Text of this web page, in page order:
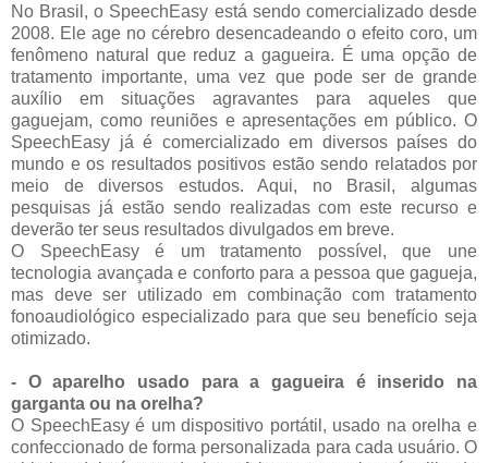
No Brasil, o SpeechEasy está sendo comercializado desde
2008. Ele age no cérebro desencadeando o efeito coro, um
fenômeno natural que reduz a gagueira. É uma opção de
tratamento importante, uma vez que pode ser de grande
auxílio em situações agravantes para aqueles que
gaguejam, como reuniões e apresentações em público. O
SpeechEasy já é comercializado em diversos países do
mundo e os resultados positivos estão sendo relatados por
meio de diversos estudos. Aqui, no Brasil, algumas
pesquisas já estão sendo realizadas com este recurso e
deverão ter seus resultados divulgados em breve.
O SpeechEasy é um tratamento possível, que une
tecnologia avançada e conforto para a pessoa que gagueja,
mas deve ser utilizado em combinação com tratamento
fonoaudiológico especializado para que seu benefício seja
otimizado.
- O aparelho usado para a gagueira é inserido na
garganta ou na orelha?
O SpeechEasy é um dispositivo portátil, usado na orelha e
confeccionado de forma personalizada para cada usuário. O